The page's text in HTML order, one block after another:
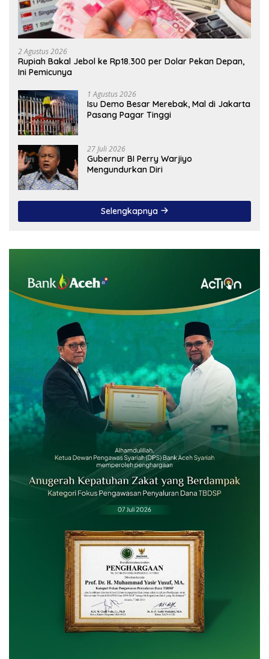
2 Agustus 2026
Rupiah Bakal Jebol ke Rp18.300 per Dolar Pekan Depan,
Ini Pemicunya
1 Agustus 2026
Isu Demo Besar Merebak, Mal di Jakarta
Pasang Pagar Tinggi
27 Juli 2026
Gubernur BI Perry Warjiyo
Mengundurkan Diri
Selengkapnya